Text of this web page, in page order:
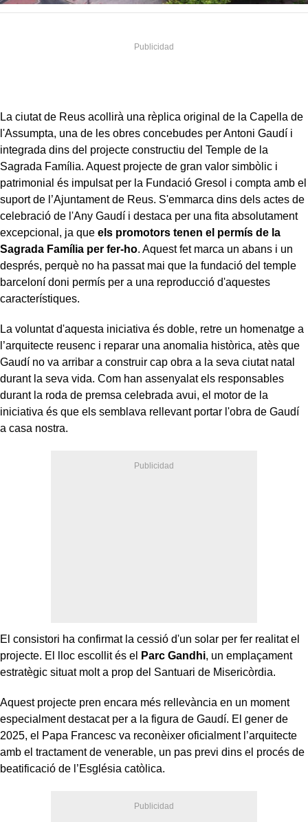
La ciutat de Reus acollirà una rèplica original de la Capella de
l'Assumpta, una de les obres concebudes per Antoni Gaudí i
integrada dins del projecte constructiu del Temple de la
Sagrada Família. Aquest projecte de gran valor simbòlic i
patrimonial és impulsat per la Fundació Gresol i compta amb el
suport de l’Ajuntament de Reus. S'emmarca dins dels actes de
celebració de l'Any Gaudí i destaca per una fita absolutament
excepcional, ja que els promotors tenen el permís de la
Sagrada Família per fer-ho. Aquest fet marca un abans i un
després, perquè no ha passat mai que la fundació del temple
barceloní doni permís per a una reproducció d'aquestes
característiques.
La voluntat d'aquesta iniciativa és doble, retre un homenatge a
l’arquitecte reusenc i reparar una anomalia històrica, atès que
Gaudí no va arribar a construir cap obra a la seva ciutat natal
durant la seva vida. Com han assenyalat els responsables
durant la roda de premsa celebrada avui, el motor de la
iniciativa és que els semblava rellevant portar l'obra de Gaudí
a casa nostra.
El consistori ha confirmat la cessió d'un solar per fer realitat el
projecte. El lloc escollit és el
Parc Gandhi, un emplaçament
estratègic situat molt a prop del Santuari de Misericòrdia.
Aquest projecte pren encara més rellevància en un moment
especialment destacat per a la figura de Gaudí. El gener de
2025, el Papa Francesc va reconèixer oficialment l’arquitecte
amb el tractament de venerable, un pas previ dins el procés de
beatificació de l’Església catòlica.